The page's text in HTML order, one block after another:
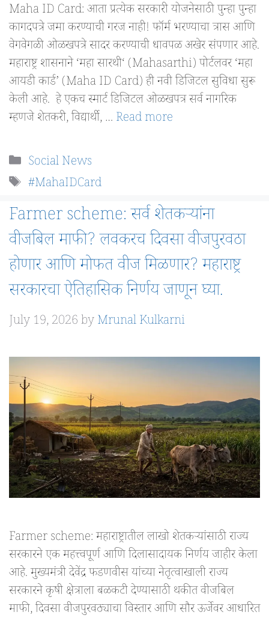
Maha ID Card: आता प्रत्येक सरकारी योजनेसाठी पुन्हा पुन्हा
कागदपत्रे जमा करण्याची गरज नाही! फॉर्म भरण्याचा त्रास आणि
वेगवेगळी ओळखपत्रे सादर करण्याची धावपळ अखेर संपणार आहे.
महाराष्ट्र शासनाने ‘महा सारथी‘ (Mahasarthi) पोर्टलवर ‘महा
आयडी कार्ड’ (Maha ID Card) ही नवी डिजिटल सुविधा सुरू
केली आहे. हे एकच स्मार्ट डिजिटल ओळखपत्र सर्व नागरिक
म्हणजे शेतकरी, विद्यार्थी, … Read more
Categories
Social News
Tags
#MahaIDCard
Farmer scheme: सर्व शेतकऱ्यांना
वीजबिल माफी? लवकरच दिवसा वीजपुरवठा
होणार आणि मोफत वीज मिळणार? महाराष्ट्र
सरकारचा ऐतिहासिक निर्णय जाणून घ्या.
July 19, 2026byMrunal Kulkarni
Farmer scheme: महाराष्ट्रातील लाखो शेतकऱ्यांसाठी राज्य
सरकारने एक महत्त्वपूर्ण आणि दिलासादायक निर्णय जाहीर केला
आहे. मुख्यमंत्री देवेंद्र फडणवीस यांच्या नेतृत्वाखाली राज्य
सरकारने कृषी क्षेत्राला बळकटी देण्यासाठी थकीत वीजबिल
माफी, दिवसा वीजपुरवठ्याचा विस्तार आणि सौर ऊर्जेवर आधारित